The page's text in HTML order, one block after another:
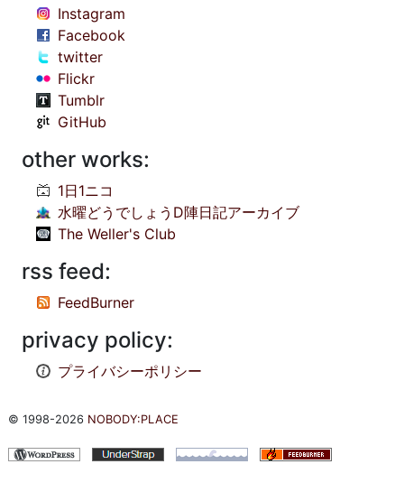
Instagram
Facebook
twitter
Flickr
Tumblr
GitHub
other works:
1日1ニコ
水曜どうでしょうD陣日記アーカイブ
The Weller's Club
rss feed:
FeedBurner
privacy policy:
プライバシーポリシー
© 1998-2026 NOBODY:PLACE